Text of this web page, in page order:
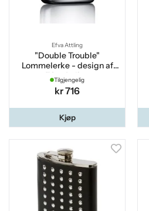
Efva Attling
"Double Trouble"
Lommelerke - design af
Efva Attling
Tilgjengelig
kr 716
Kjøp